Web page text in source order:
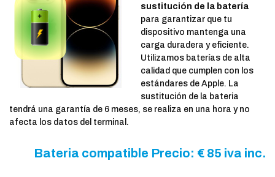
sustitución de la batería
para garantizar que tu
dispositivo mantenga una
carga duradera y eficiente.
Utilizamos baterías de alta
calidad que cumplen con los
estándares de Apple. La
sustitución de la bateria
tendrá una garantía de 6 meses, se realiza en una hora y no
afecta los datos del terminal.
Bateria compatible Precio: € 85 iva inc.